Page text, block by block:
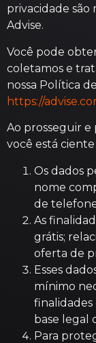
privacidade
Advise.
Você pode
coletamos e
nossa Política
https://
Ao prosseguir
você está
Os dados
nome
de
As
grátis;
oferta de
Esses
mínimo
finalidades
base legal
Para